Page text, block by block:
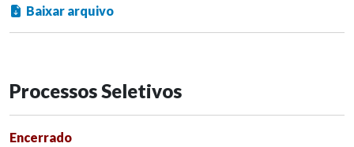
Baixar arquivo
Processos Seletivos
Encerrado